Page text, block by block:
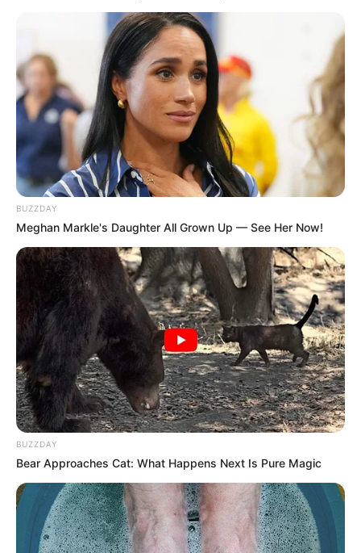
fitas e iniciar um projeto de criação dos
bloquinhos no estilo encadernação?
passo a passo que pode te ajudar muito nessa
tarefa.
9° – Caneca Decorada com Marcador
Permanente
BUZZDAY
Meghan Markle's Daughter All Grown Up — See Her Now!
BUZZDAY
Bear Approaches Cat: What Happens Next Is Pure Magic